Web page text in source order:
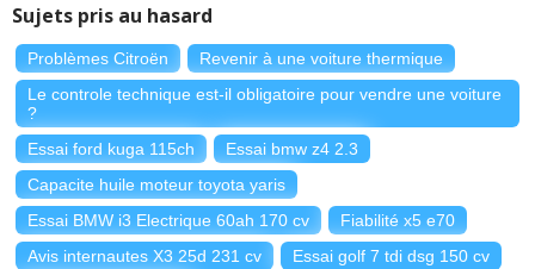
Sujets pris au hasard
Problèmes Citroën
Revenir à une voiture thermique
Le controle technique est-il obligatoire pour vendre une voiture
?
Essai ford kuga 115ch
Essai bmw z4 2.3
Capacite huile moteur toyota yaris
Essai BMW i3 Electrique 60ah 170 cv
Fiabilité x5 e70
Avis internautes X3 25d 231 cv
Essai golf 7 tdi dsg 150 cv